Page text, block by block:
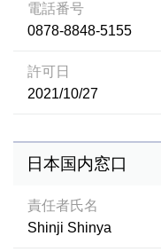
電話番号
0878-8848-5155
許可日
2021/10/27
日本国内窓口
責任者氏名
Shinji Shinya